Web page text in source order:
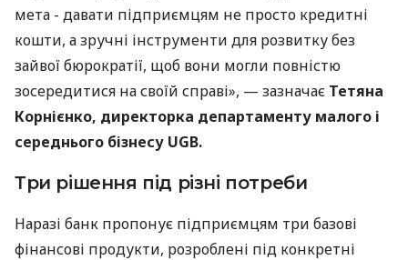
мета - давати підприємцям не просто кредитні
кошти, а зручні інструменти для розвитку без
зайвої бюрократії, щоб вони могли повністю
зосередитися на своїй справі», — зазначає Тетяна
Корнієнко, директорка департаменту малого і
середнього бізнесу UGB.
Три рішення під різні потреби
Наразі банк пропонує підприємцям три базові
фінансові продукти, розроблені під конкретні